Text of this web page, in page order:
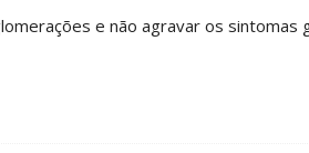
e não agravar os sintomas